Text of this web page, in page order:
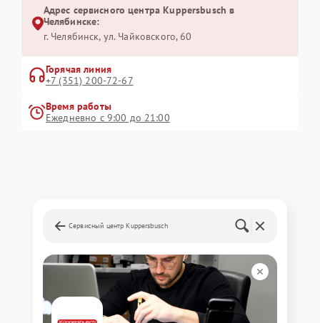
Адрес сервисного центра Kuppersbusch в
Челябинске:
г. Челябинск, ул. Чайковского, 60
Горячая линия
+7 (351) 200-72-67
Время работы
Ежедневно с 9:00 до 21:00
Сервисный центр Kuppersbusch